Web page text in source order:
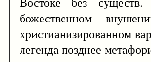
божественном
христианизированном
легенда позднее